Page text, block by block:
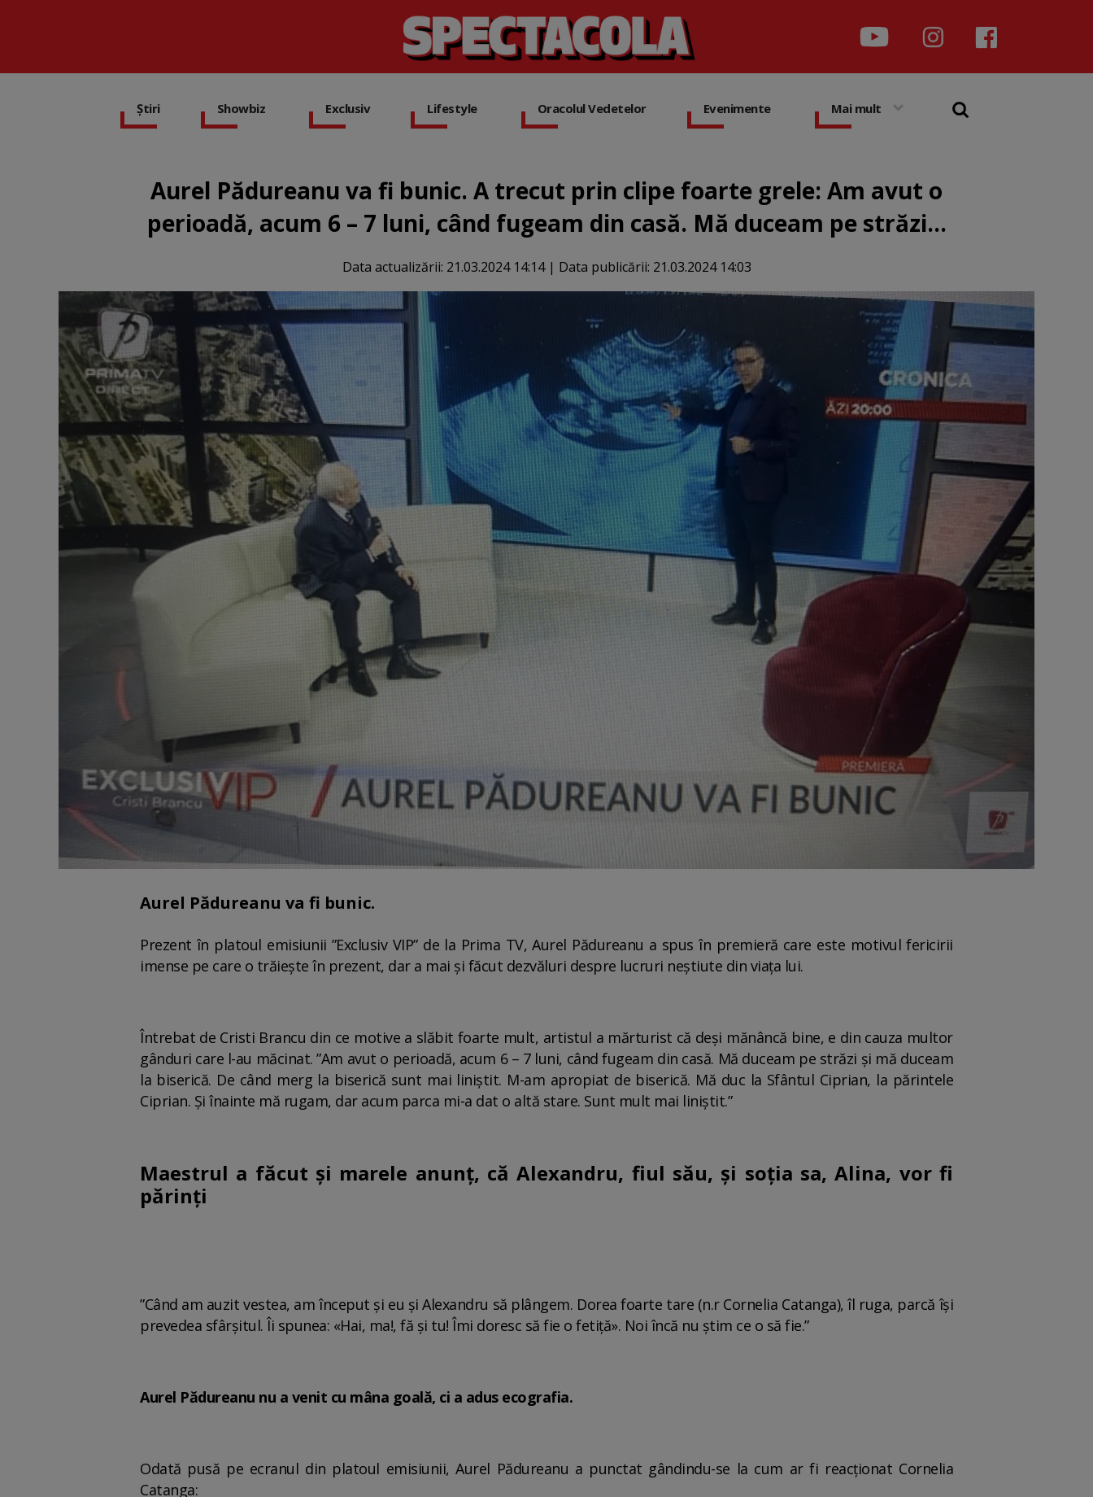
Știri Showbiz Exclusiv Lifestyle Oracolul Vedetelor Evenimente Mai mult
Aurel Pădureanu va fi bunic. A trecut prin clipe foarte grele: Am avut o
perioadă, acum 6 – 7 luni, când fugeam din casă. Mă duceam pe străzi...
Data actualizării: 21.03.2024 14:14 | Data publicării: 21.03.2024 14:03
Aurel Pădureanu va fi bunic.
Prezent în platoul emisiunii ”Exclusiv VIP” de la Prima TV, Aurel Pădureanu a spus în premieră care este motivul fericirii
imense pe care o trăiește în prezent, dar a mai și făcut dezvăluri despre lucruri neștiute din viața lui.
Întrebat de Cristi Brancu din ce motive a slăbit foarte mult, artistul a mărturist că deși mănâncă bine, e din cauza multor
gânduri care l-au măcinat. ”Am avut o perioadă, acum 6 – 7 luni, când fugeam din casă. Mă duceam pe străzi și mă duceam
la biserică. De când merg la biserică sunt mai liniștit. M-am apropiat de biserică. Mă duc la Sfântul Ciprian, la părintele
Ciprian. Și înainte mă rugam, dar acum parca mi-a dat o altă stare. Sunt mult mai liniștit.”
Maestrul a făcut și marele anunț, că Alexandru, fiul său, și soția sa, Alina, vor fi
părinți
”Când am auzit vestea, am început și eu și Alexandru să plângem. Dorea foarte tare (n.r Cornelia Catanga), îl ruga, parcă își
prevedea sfârșitul. Îi spunea: «Hai, ma!, fă și tu! Îmi doresc să fie o fetiță». Noi încă nu știm ce o să fie.”
Aurel Pădureanu nu a venit cu mâna goală, ci a adus ecografia.
Odată pusă pe ecranul din platoul emisiunii, Aurel Pădureanu a punctat gândindu-se la cum ar fi reacționat Cornelia
Catanga: